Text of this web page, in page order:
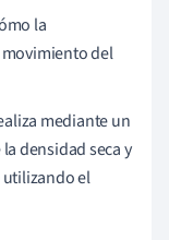
la
del
mediante un
densidad seca y
el